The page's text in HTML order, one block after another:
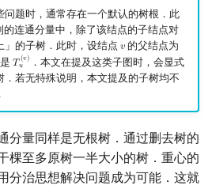
CP Editor
Code::Blocks
排序相关 STL
排序应用
阶乘取模
卢卡斯定理
二次剩余
阶 & 原根
形式幂级数复合|复合逆
普通生成函数
Pólya 计数
图论计数
题时，通常存在一个默认的树根．此
连通分量中，除了该结点的子结点对
」的子树．此时，设结点 𝑣
v的父结点为
𝑇 (𝑣)
𝑢
Tu( v ．本文在提及这类子图时，会显式
若无特殊说明，本文提及的子树均不
分量同样是无根树．通过删去树的
棵至多原树一半大小的树．重心的
分治思想解决问题成为可能．这就